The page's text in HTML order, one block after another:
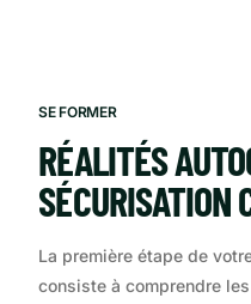
SE FORMER
RÉALITÉS
SÉCURISATION
La première étape de
consiste à comprendre